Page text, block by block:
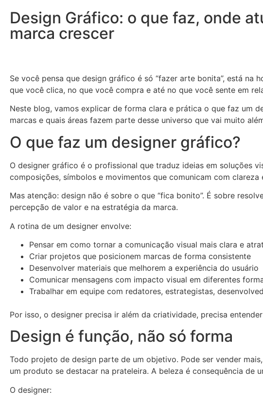
Design Gráfico: o que faz, onde
marca crescer
Se você pensa que design gráfico é só “fazer arte bonita”, está
que você clica, no que você compra e até no que você sente em
Neste blog, vamos explicar de forma clara e prática o que faz um
marcas e quais áreas fazem parte desse universo que vai muito
O que faz um designer gráfico?
O designer gráfico é o profissional que traduz ideias em soluções
composições, símbolos e movimentos que comunicam com clareza
Mas atenção: design não é sobre o que “fica bonito”. É sobre
percepção de valor e na estratégia da marca.
A rotina de um designer envolve:
Pensar em como tornar a comunicação visual mais clara e
Criar projetos que posicionem marcas de forma consistente
Desenvolver materiais que melhorem a experiência do usuário
Comunicar mensagens com impacto visual em diferentes
Trabalhar em equipe com redatores, estrategistas,
Por isso, o designer precisa ir além da criatividade, precisa
Design é função, não só forma
Todo projeto de design parte de um objetivo. Pode ser vender
um produto se destacar na prateleira. A beleza é consequência de
O designer: